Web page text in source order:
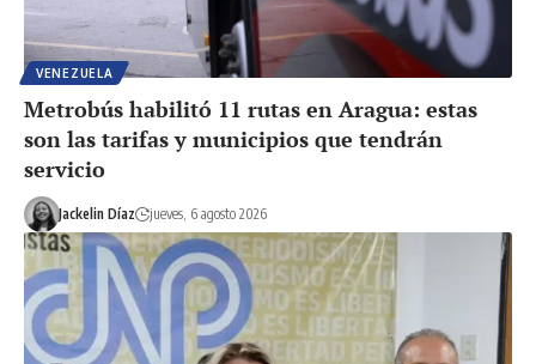
VENEZUELA
Metrobús habilitó 11 rutas en Aragua: estas
son las tarifas y municipios que tendrán
servicio
Jackelin Díaz jueves, 6 agosto 2026